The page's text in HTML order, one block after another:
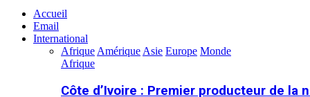
Accueil
Email
International
Afrique Amérique Asie Europe Monde
Afrique
Côte d’Ivoire : Premier producteur de la